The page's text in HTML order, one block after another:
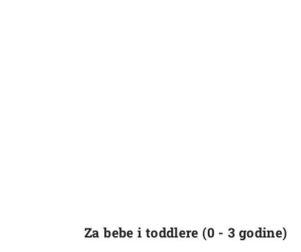
Za bebe i toddlere (0 - 3 godine)